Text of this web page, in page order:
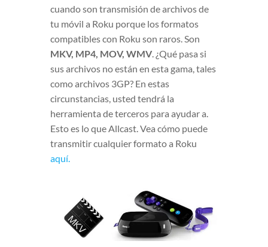
cuando son transmisión de archivos de
tu móvil a Roku porque los formatos
compatibles con Roku son raros. Son
MKV, MP4, MOV, WMV. ¿Qué pasa si
sus archivos no están en esta gama, tales
como archivos 3GP? En estas
circunstancias, usted tendrá la
herramienta de terceros para ayudar a.
Esto es lo que Allcast. Vea cómo puede
transmitir cualquier formato a Roku
aquí.